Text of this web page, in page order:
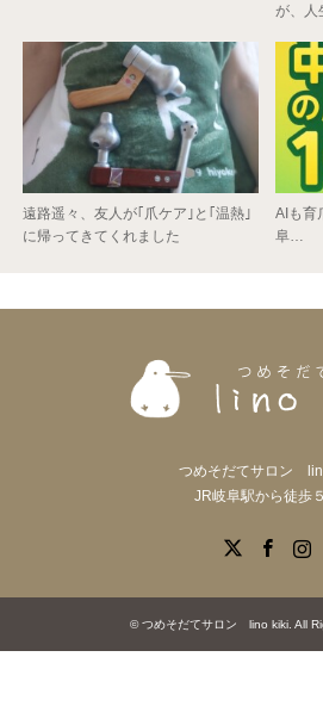
が、人
遠路遥々、友人が｢爪ケア｣と｢温熱｣
に帰ってきてくれました
AIも育
阜…
つめそだてサロン
JR岐阜駅から徒歩
©つめそだてサロン lino kiki. All